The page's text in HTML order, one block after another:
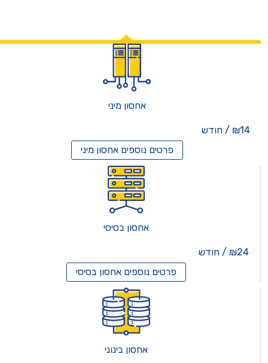
אחסון מיני
₪14 / חודש
פרטים נוספיםאחסון מיני
אחסון בסיסי
₪24 / חודש
פרטים נוספיםאחסון בסיסי
אחסון בינוני